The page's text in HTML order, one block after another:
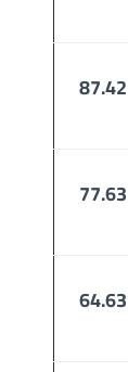
87.42
77.63
64.63